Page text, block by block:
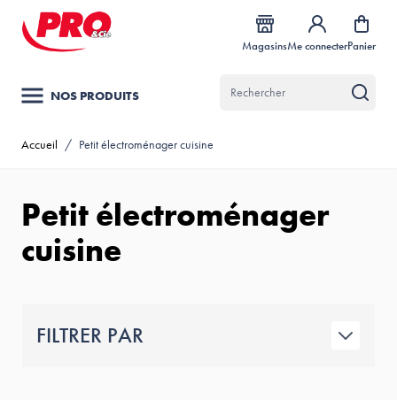
Allez au contenu
MagasinsMe connecterPanier
NOS PRODUITS
Accueil / Petit électroménager cuisine
Petit électroménager
cuisine
FILTRER PAR